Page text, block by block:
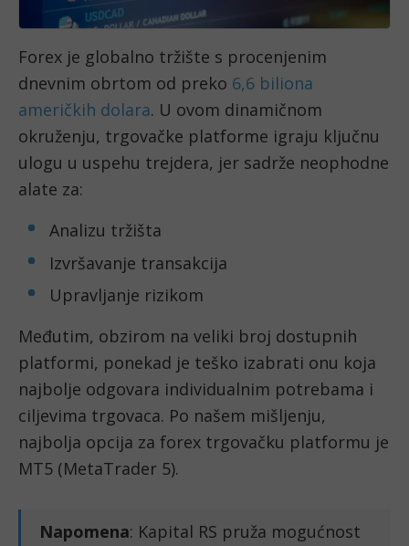
Forex je globalno tržište s procenjenim
dnevnim obrtom od preko 6,6 biliona
američkih dolara. U ovom dinamičnom
okruženju, trgovačke platforme igraju ključnu
ulogu u uspehu trejdera, jer sadrže neophodne
alate za:
Analizu tržišta
Izvršavanje transakcija
Upravljanje rizikom
Međutim, obzirom na veliki broj dostupnih
platformi, ponekad je teško izabrati onu koja
najbolje odgovara individualnim potrebama i
ciljevima trgovaca. Po našem mišljenju,
najbolja opcija za forex trgovačku platformu je
MT5 (MetaTrader 5).
Napomena: Kapital RS pruža mogućnost